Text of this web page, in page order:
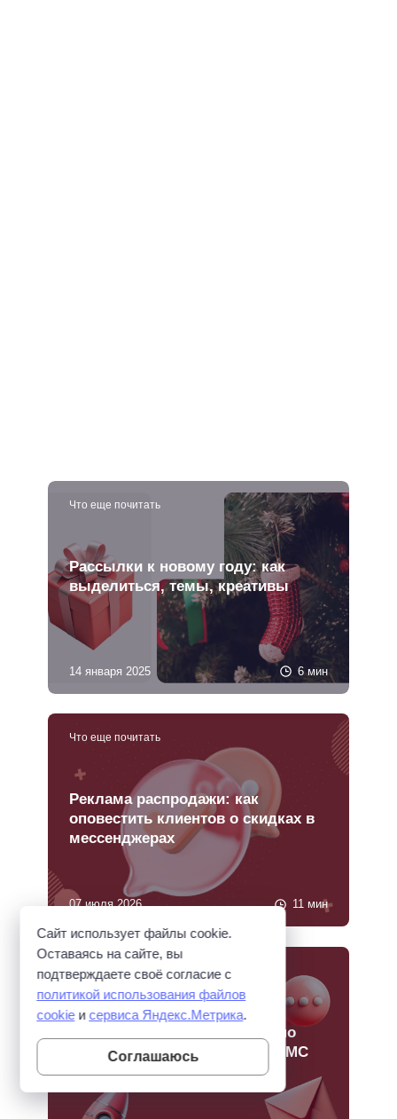
Что еще почитать
Рассылки к новому году: как
выделиться, темы, креативы
14 января 2025 6 мин
Что еще почитать
Реклама распродажи: как
оповестить клиентов о скидках в
мессенджерах
07 июля 2026 11 мин
Что еще почитать
СМС рассылки: инструкция по
запуску в личном кабинете СМС
Победа
Сайт использует файлы cookie.
Оставаясь на сайте, вы
подтверждаете своё согласие с
политикой использования файлов
cookieисервиса Яндекс.Метрика.
Соглашаюсь